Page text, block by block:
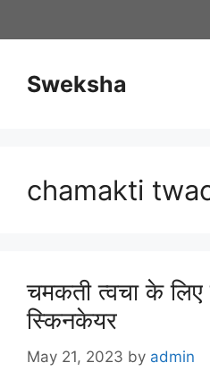
Sweksha
chamakti
चमकती त्वचा के लिए
स्किनकेयर
May 21, 2023 by admin